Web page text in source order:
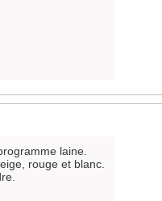
laine.
rouge et blanc.